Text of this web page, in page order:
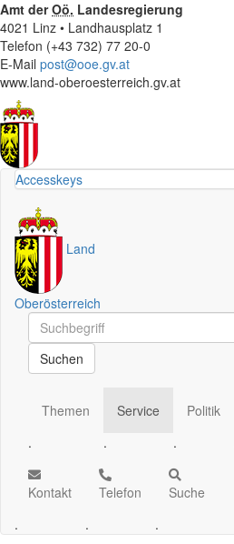
Amt derOö. Landesregierung
4021 Linz • Landhausplatz 1
Telefon (+43 732) 77 20-0
E-Mail post@ooe.gv.at
www.land-oberoesterreich.gv.at
Accesskeys
Land
Oberösterreich
Schnellsuche
Schnellsuche
Suchen
Themen
.
Service
.
Politik
.
Kontakt
.
Telefon
.
Suche
.